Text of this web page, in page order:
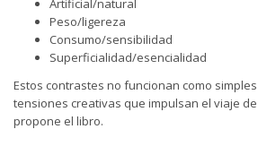
Peso/ligereza
Consumo/sensibilidad
Superficialidad/esencialidad
Estos contrastes no funcionan como
tensiones creativas que impulsan el viaje
propone el libro.